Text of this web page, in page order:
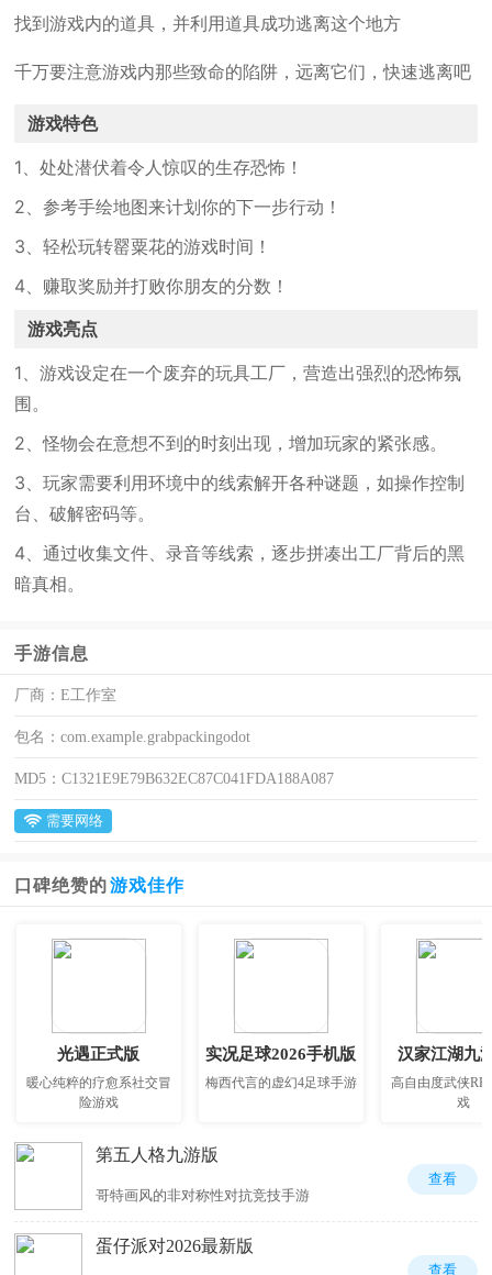
找到游戏内的道具，并利用道具成功逃离这个地方
千万要注意游戏内那些致命的陷阱，远离它们，快速逃离吧
游戏特色
1、处处潜伏着令人惊叹的生存恐怖！
2、参考手绘地图来计划你的下一步行动！
3、轻松玩转罂粟花的游戏时间！
4、赚取奖励并打败你朋友的分数！
游戏亮点
1、游戏设定在一个废弃的玩具工厂，营造出强烈的恐怖氛
围。
2、怪物会在意想不到的时刻出现，增加玩家的紧张感。
3、玩家需要利用环境中的线索解开各种谜题，如操作控制
台、破解密码等。
4、通过收集文件、录音等线索，逐步拼凑出工厂背后的黑
暗真相。
手游信息
厂商：E工作室
包名：com.example.grabpackingodot
MD5：C1321E9E79B632EC87C041FDA188A087
需要网络
口碑绝赞的 游戏佳作
光遇正式版
暖心纯粹的疗愈系社交冒
险游戏
实况足球2026手机版
梅西代言的虚幻4足球手游
汉家江湖九
高自由度武侠
戏
第五人格九游版
哥特画风的非对称性对抗竞技手游
查看
蛋仔派对2026最新版
查看